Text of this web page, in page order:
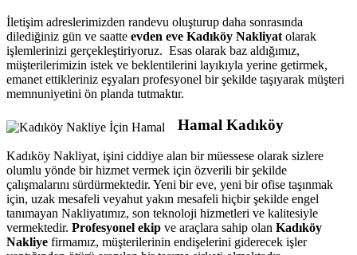
İletişim adreslerimizden randevu oluşturup daha sonrasında
dilediğiniz gün ve saatte evden eve Kadıköy Nakliyat olarak
işlemlerinizi gerçekleştiriyoruz. Esas olarak baz aldığımız,
müşterilerimizin istek ve beklentilerini layıkıyla yerine getirmek,
emanet ettikleriniz eşyaları profesyonel bir şekilde taşıyarak müşteri
memnuniyetini ön planda tutmaktır.
Hamal Kadıköy
Kadıköy Nakliyat, işini ciddiye alan bir müessese olarak sizlere
olumlu yönde bir hizmet vermek için özverili bir şekilde
çalışmalarını sürdürmektedir. Yeni bir eve, yeni bir ofise taşınmak
için, uzak mesafeli veyahut yakın mesafeli hiçbir şekilde engel
tanımayan Nakliyatımız, son teknoloji hizmetleri ve kalitesiyle
vermektedir. Profesyonel ekip ve araçlara sahip olan Kadıköy
Nakliye firmamız, müşterilerinin endişelerini giderecek işler